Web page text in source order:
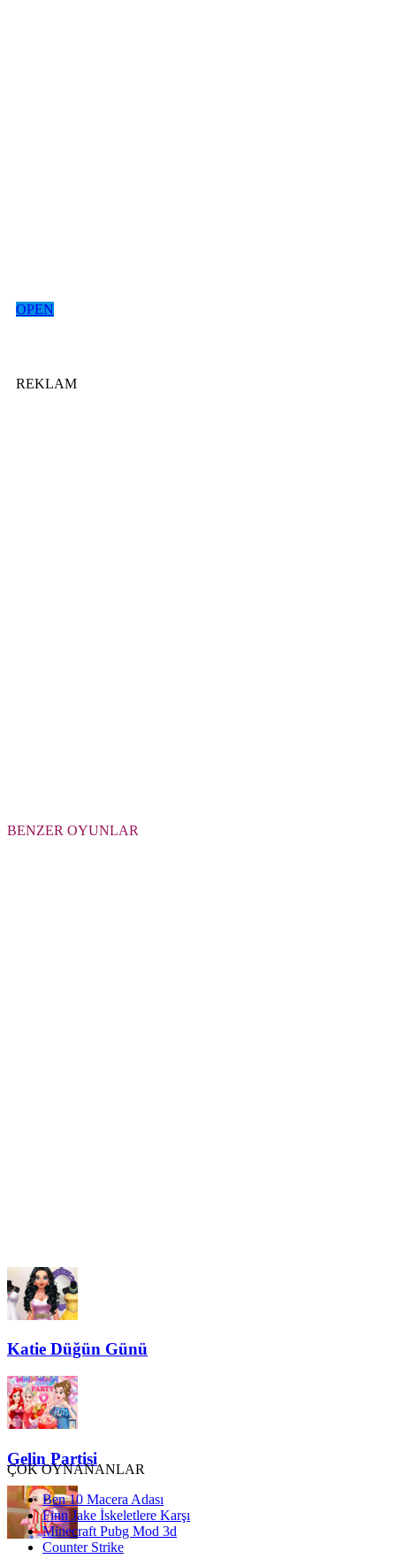
OPEN
REKLAM
BENZER OYUNLAR
Katie Düğün Günü
Gelin Partisi
ÇOK OYNANANLAR
Ben 10 Macera Adası
Finn Jake İskeletlere Karşı
Minecraft Pubg Mod 3d
Counter Strike